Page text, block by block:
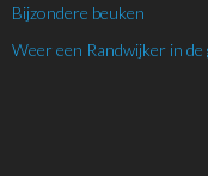
Bijzondere beuken
Weer een Randwijker in